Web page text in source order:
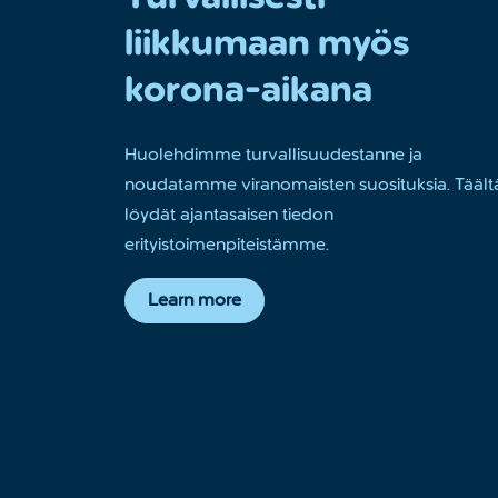
liikkumaan myös
korona-aikana
Huolehdimme turvallisuudestanne ja
noudatamme viranomaisten suosituksia.
löydät ajantasaisen tiedon
erityistoimenpiteistämme.
Learn more